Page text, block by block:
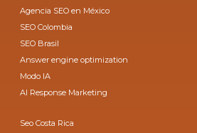
Agencia SEO en México
SEO Colombia
SEO Brasil
Answer engine optimization
Modo IA
AI Response Marketing
Seo Costa Rica